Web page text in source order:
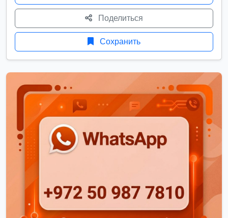
Поделиться
Сохранить